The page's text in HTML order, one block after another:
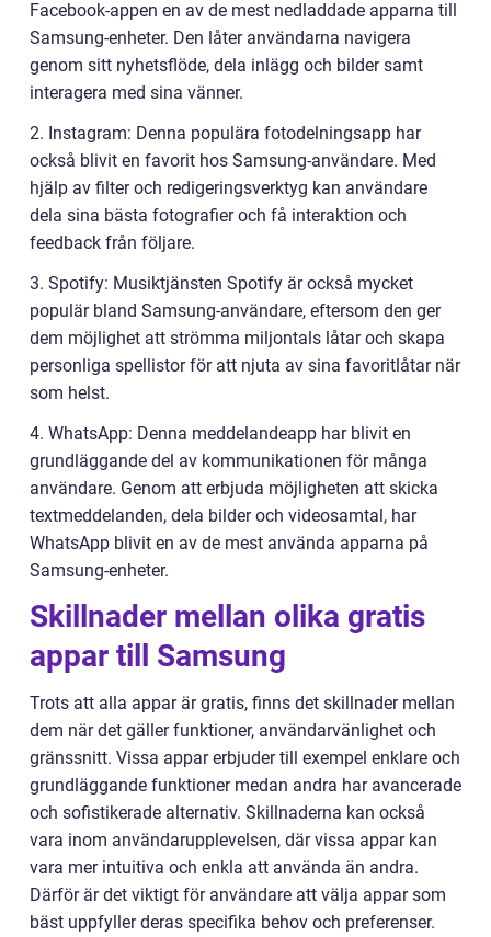
Facebook-appen en av de mest nedladdade apparna till
Samsung-enheter. Den låter användarna navigera
genom sitt nyhetsflöde, dela inlägg och bilder samt
interagera med sina vänner.
2. Instagram: Denna populära fotodelningsapp har
också blivit en favorit hos Samsung-användare. Med
hjälp av filter och redigeringsverktyg kan användare
dela sina bästa fotografier och få interaktion och
feedback från följare.
3. Spotify: Musiktjänsten Spotify är också mycket
populär bland Samsung-användare, eftersom den ger
dem möjlighet att strömma miljontals låtar och skapa
personliga spellistor för att njuta av sina favoritlåtar när
som helst.
4. WhatsApp: Denna meddelandeapp har blivit en
grundläggande del av kommunikationen för många
användare. Genom att erbjuda möjligheten att skicka
textmeddelanden, dela bilder och videosamtal, har
WhatsApp blivit en av de mest använda apparna på
Samsung-enheter.
Skillnader mellan olika gratis
appar till Samsung
Trots att alla appar är gratis, finns det skillnader mellan
dem när det gäller funktioner, användarvänlighet och
gränssnitt. Vissa appar erbjuder till exempel enklare och
grundläggande funktioner medan andra har avancerade
och sofistikerade alternativ. Skillnaderna kan också
vara inom användarupplevelsen, där vissa appar kan
vara mer intuitiva och enkla att använda än andra.
Därför är det viktigt för användare att välja appar som
bäst uppfyller deras specifika behov och preferenser.